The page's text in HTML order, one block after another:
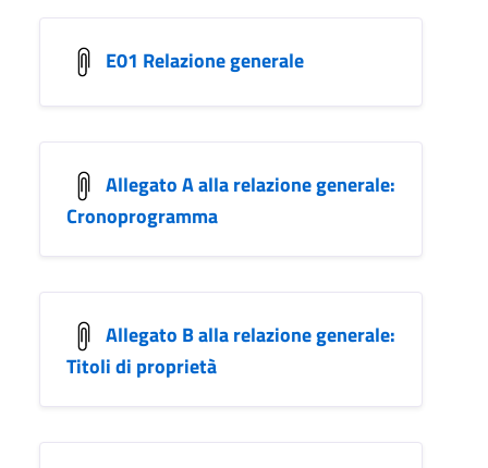
E01 Relazione generale
Allegato A alla relazione generale:
Cronoprogramma
Allegato B alla relazione generale:
Titoli di proprietà